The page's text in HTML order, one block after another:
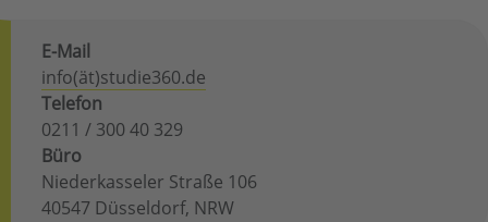
E-Mail
info(ät)studie360.de
Telefon
0211 / 300 40 329
Büro
Niederkasseler Straße 106
40547 Düsseldorf, NRW